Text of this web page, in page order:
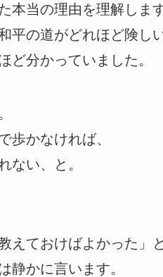
本当の理由を理解します
平の道がどれほど険し
ど分かっていました。
歩かなければ、
ない、と。
えておけばよかった」
静かに言います。